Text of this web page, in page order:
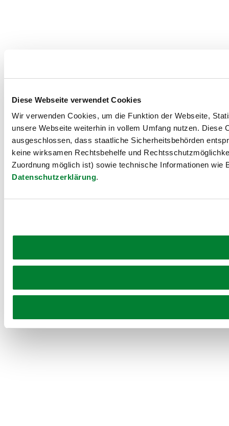
Diese Webseite verwendet Cookies
Wir verwenden Cookies, um die Funktion der Webseite,
unsere Webseite weiterhin in vollem Umfang nutzen.
ausgeschlossen, dass staatliche Sicherheitsbehörden
keine wirksamen Rechtsbehelfe und
Zuordnung möglich ist) sowie technische Informationen
Datenschutzerklärung.